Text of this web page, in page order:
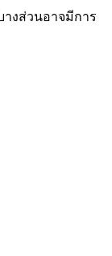
งส่วนอาจมีการ